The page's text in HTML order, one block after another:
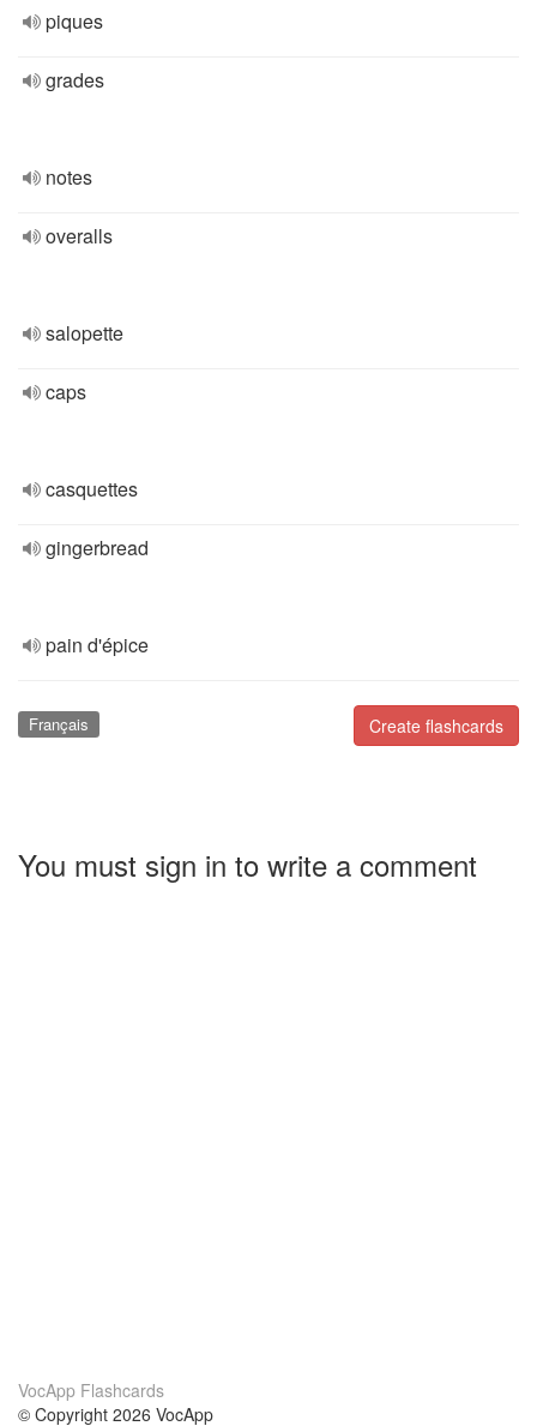
piques
grades
notes
overalls
salopette
caps
casquettes
gingerbread
pain d'épice
Create flashcards
Français
You must sign in to write a comment
VocApp Flashcards
© Copyright 2026 VocApp